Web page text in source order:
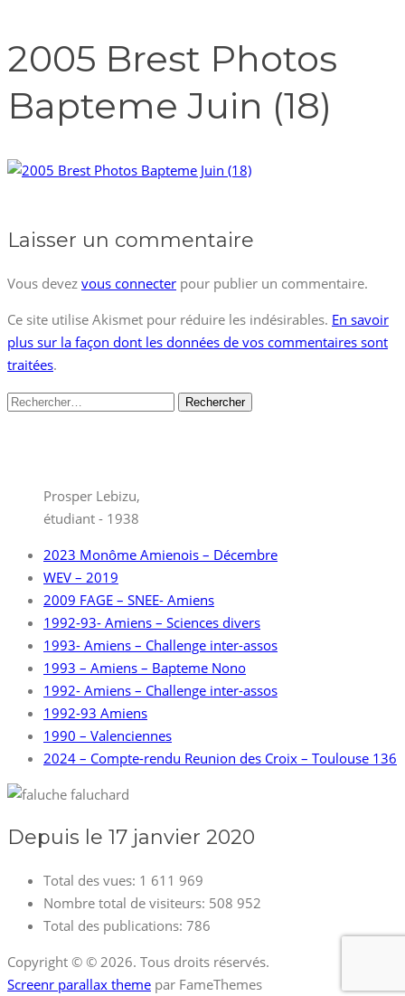
2005 Brest Photos
Bapteme Juin (18)
Laisser un commentaire
Vous devez vous connecter pour publier un commentaire.
Ce site utilise Akismet pour réduire les indésirables. En savoir
plus sur la façon dont les données de vos commentaires sont
traitées.
Rechercher :
Prosper Lebizu,
étudiant - 1938
2023 Monôme Amienois – Décembre
WEV – 2019
2009 FAGE – SNEE- Amiens
1992-93- Amiens – Sciences divers
1993- Amiens – Challenge inter-assos
1993 – Amiens – Bapteme Nono
1992- Amiens – Challenge inter-assos
1992-93 Amiens
1990 – Valenciennes
2024 – Compte-rendu Reunion des Croix – Toulouse 136
Depuis le 17 janvier 2020
Total des vues: 1 611 969
Nombre total de visiteurs: 508 952
Total des publications: 786
Copyright © © 2026. Tous droits réservés.
Screenr parallax theme par FameThemes